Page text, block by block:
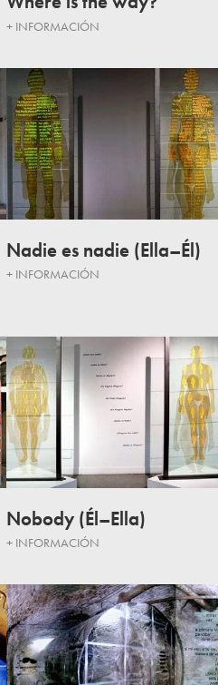
+ INFORMACIÓN
Nadie es nadie (Ella–Él)
+ INFORMACIÓN
Nobody (Él–Ella)
+ INFORMACIÓN